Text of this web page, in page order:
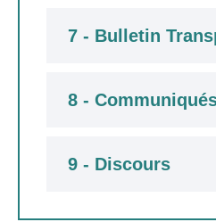
7 - Bulletin
8 -
9 - Discours